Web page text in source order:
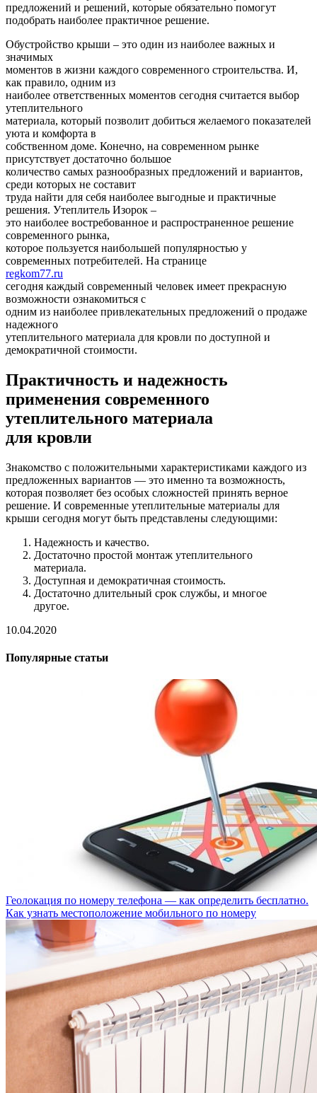
предложений и решений, которые обязательно помогут
подобрать наиболее практичное решение.
Обустройство крыши – это один из наиболее важных и
значимых
моментов в жизни каждого современного строительства. И,
как правило, одним из
наиболее ответственных моментов сегодня считается выбор
утеплительного
материала, который позволит добиться желаемого показателей
уюта и комфорта в
собственном доме. Конечно, на современном рынке
присутствует достаточно большое
количество самых разнообразных предложений и вариантов,
среди которых не составит
труда найти для себя наиболее выгодные и практичные
решения. Утеплитель Изорок –
это наиболее востребованное и распространенное решение
современного рынка,
которое пользуется наибольшей популярностью у
современных потребителей. На странице
regkom77.ru
сегодня каждый современный человек имеет прекрасную
возможности ознакомиться с
одним из наиболее привлекательных предложений о продаже
надежного
утеплительного материала для кровли по доступной и
демократичной стоимости.
Практичность и надежность
применения современного
утеплительного материала
для кровли
Знакомство с положительными характеристиками каждого из
предложенных вариантов — это именно та возможность,
которая позволяет без особых сложностей принять верное
решение. И современные утеплительные материалы для
крыши сегодня могут быть представлены следующими:
Надежность и качество.
Достаточно простой монтаж утеплительного
материала.
Доступная и демократичная стоимость.
Достаточно длительный срок службы, и многое
другое.
10.04.2020
Популярные статьи
Геолокация по номеру телефона — как определить бесплатно.
Как узнать местоположение мобильного по номеру